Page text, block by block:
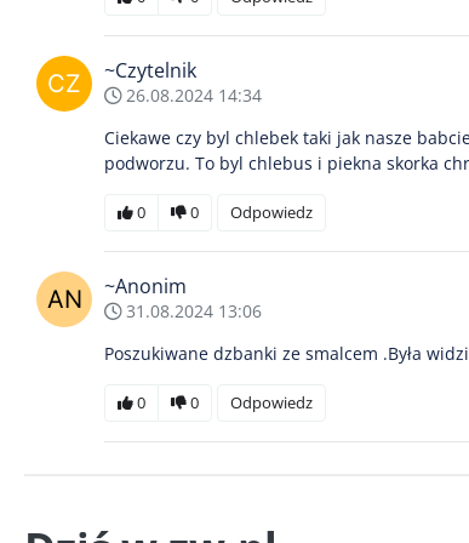
~Czytelnik
26.08.2024 14:34
Ciekawe czy byl chlebek taki jak nasze
podworzu. To byl chlebus i piekna skorka
0 0 Odpowiedz
~Anonim
31.08.2024 13:06
Poszukiwane dzbanki ze smalcem .Była
0 0 Odpowiedz